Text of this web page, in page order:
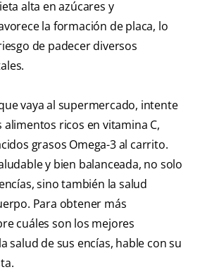
alta en azúcares y
la formación de placa, lo
de padecer diversos
vaya al supermercado, intente
alimentos ricos en vitamina C,
grasos Omega-3 al carrito.
y bien balanceada, no solo
sino también la salud
Para obtener más
cuáles son los mejores
salud de sus encías, hable con su